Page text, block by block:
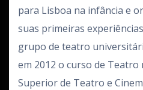
para Lisboa na infância e
suas primeiras
grupo de teatro
em 2012 o curso de Teatro
Superior de Teatro e